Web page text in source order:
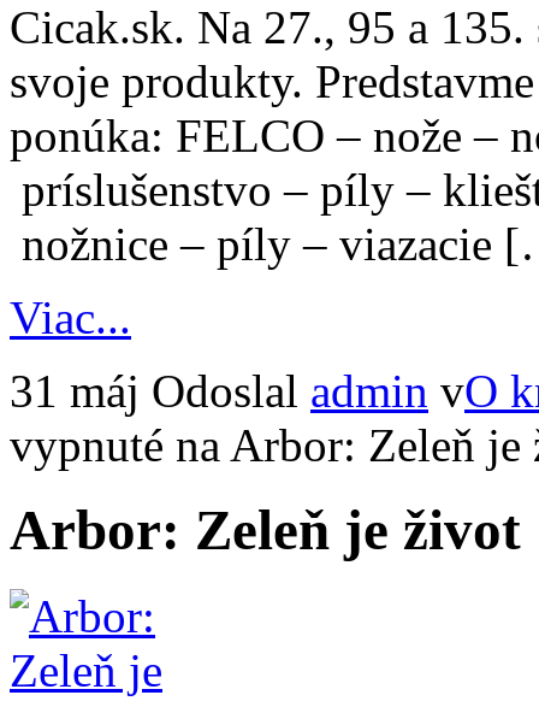
Cicak.sk. Na 27., 95 a
svoje produkty.
ponúka: FELCO – nože –
príslušenstvo – píly –
nožnice – píly – viazacie
Viac...
31 máj Odoslal admin vO
vypnuté na Arbor: Zeleň je
Arbor: Zeleň je život